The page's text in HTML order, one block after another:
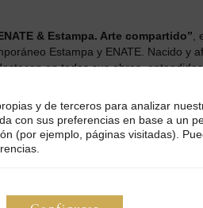
& Estampa. Arte compartido”,
Estampa y ENATE. Nacido y
en todas sus obras,
y figuración.
numerosas exposiciones nacionales
nuestra bodega y una de sus obras
con Rafa Forteza y esto es
y de terceros para analizar
con sus preferencias en base a un
(por ejemplo, páginas visitadas).